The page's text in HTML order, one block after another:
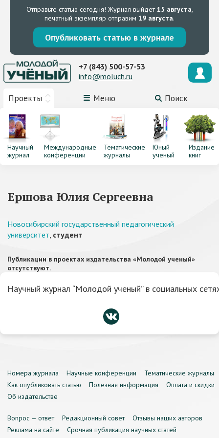
Отправьте статью сегодня! Журнал выйдет15 августа,
печатный экземпляр отправим 19 августа.
Опубликовать статью в журнале
Проекты Меню Поиск
+7 (843) 500-57-53
info@moluch.ru
Научный
журнал
Международные
конференции
Тематические
журналы
Юный
ученый
Издание
книг
Ершова Юлия Сергеевна
Новосибирский государственный педагогический
университет, студент
Публикации в проектах издательства «Молодой ученый»
отсутствуют.
Научный журнал “Молодой ученый” в социальных
Номера журнала Научные конференции
Тематические журналы
Как опубликовать статью
Полезная информация
Оплата и скидки
Об издательстве
Вопрос — ответ Редакционный совет
Отзывы наших авторов
Реклама на сайте
Срочная публикация научных статей